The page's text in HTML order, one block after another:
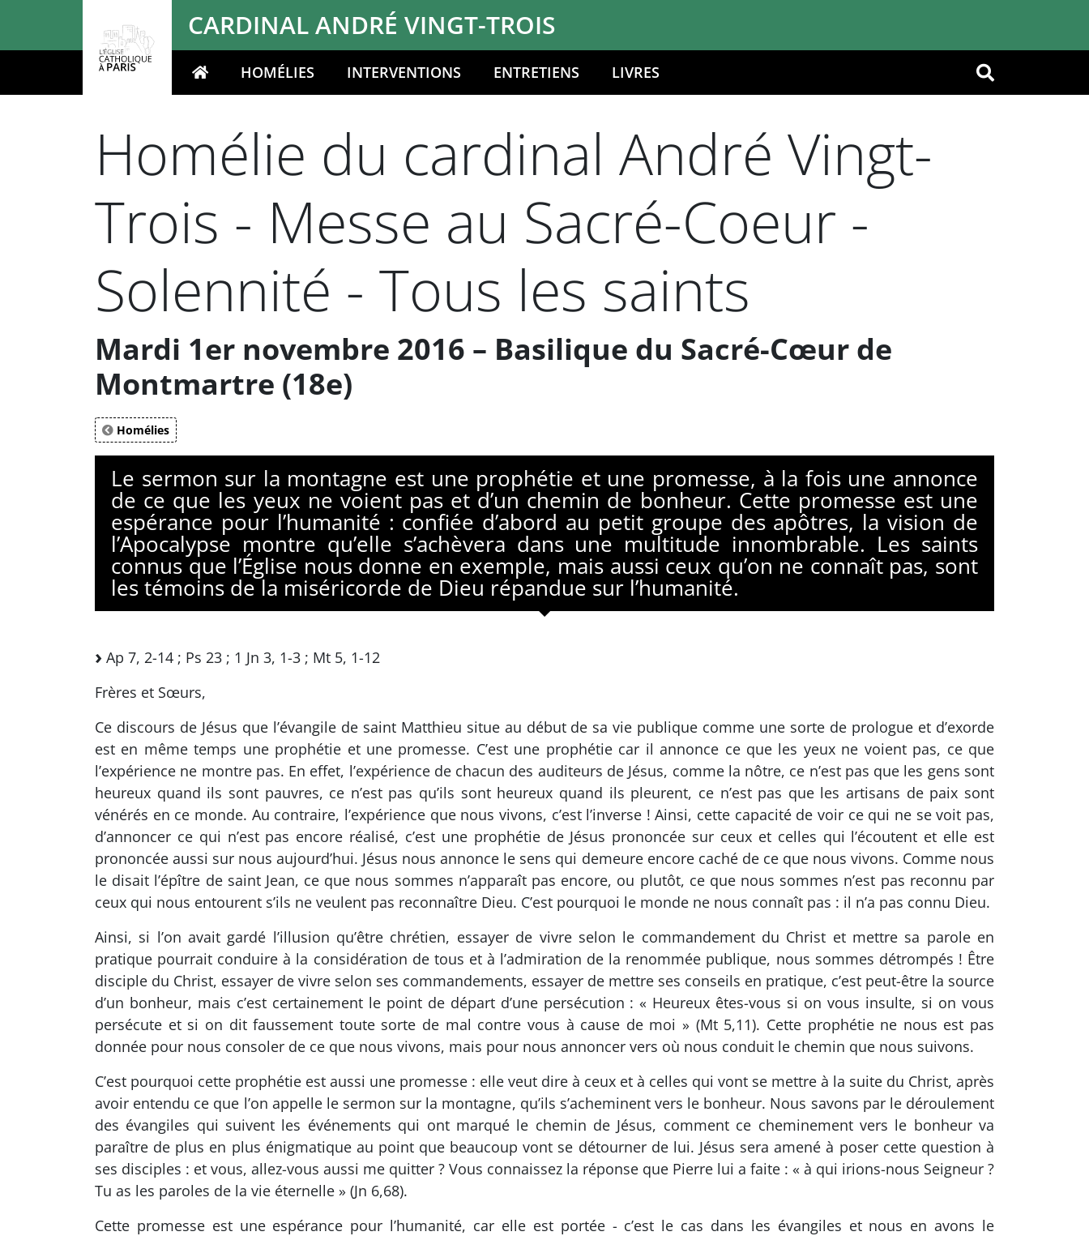
CARDINAL ANDRÉ VINGT-TROIS
Votre recherche OK
HOMÉLIES INTERVENTIONS ENTRETIENS LIVRES
Homélie du cardinal André Vingt-
Trois - Messe au Sacré-Coeur -
Solennité - Tous les saints
Mardi 1er novembre 2016 – Basilique du Sacré-Cœur de
Montmartre (18e)
Homélies
Le sermon sur la montagne est une prophétie et une promesse, à la fois une annonce
de ce que les yeux ne voient pas et d’un chemin de bonheur. Cette promesse est une
espérance pour l’humanité : confiée d’abord au petit groupe des apôtres, la vision de
l’Apocalypse montre qu’elle s’achèvera dans une multitude innombrable. Les saints
connus que l’Église nous donne en exemple, mais aussi ceux qu’on ne connaît pas, sont
les témoins de la miséricorde de Dieu répandue sur l’humanité.
Ap 7, 2-14 ; Ps 23 ; 1 Jn 3, 1-3 ; Mt 5, 1-12
Frères et Sœurs,
Ce discours de Jésus que l’évangile de saint Matthieu situe au début de sa vie publique comme une sorte de prologue et d’exorde
est en même temps une prophétie et une promesse. C’est une prophétie car il annonce ce que les yeux ne voient pas, ce que
l’expérience ne montre pas. En effet, l’expérience de chacun des auditeurs de Jésus, comme la nôtre, ce n’est pas que les gens sont
heureux quand ils sont pauvres, ce n’est pas qu’ils sont heureux quand ils pleurent, ce n’est pas que les artisans de paix sont
vénérés en ce monde. Au contraire, l’expérience que nous vivons, c’est l’inverse ! Ainsi, cette capacité de voir ce qui ne se voit pas,
d’annoncer ce qui n’est pas encore réalisé, c’est une prophétie de Jésus prononcée sur ceux et celles qui l’écoutent et elle est
prononcée aussi sur nous aujourd’hui. Jésus nous annonce le sens qui demeure encore caché de ce que nous vivons. Comme nous
le disait l’épître de saint Jean, ce que nous sommes n’apparaît pas encore, ou plutôt, ce que nous sommes n’est pas reconnu par
ceux qui nous entourent s’ils ne veulent pas reconnaître Dieu. C’est pourquoi le monde ne nous connaît pas : il n’a pas connu Dieu.
Ainsi, si l’on avait gardé l’illusion qu’être chrétien, essayer de vivre selon le commandement du Christ et mettre sa parole en
pratique pourrait conduire à la considération de tous et à l’admiration de la renommée publique, nous sommes détrompés ! Être
disciple du Christ, essayer de vivre selon ses commandements, essayer de mettre ses conseils en pratique, c’est peut-être la source
d’un bonheur, mais c’est certainement le point de départ d’une persécution : « Heureux êtes-vous si on vous insulte, si on vous
persécute et si on dit faussement toute sorte de mal contre vous à cause de moi » (Mt 5,11). Cette prophétie ne nous est pas
donnée pour nous consoler de ce que nous vivons, mais pour nous annoncer vers où nous conduit le chemin que nous suivons.
C’est pourquoi cette prophétie est aussi une promesse : elle veut dire à ceux et à celles qui vont se mettre à la suite du Christ, après
avoir entendu ce que l’on appelle le sermon sur la montagne, qu’ils s’acheminent vers le bonheur. Nous savons par le déroulement
des évangiles qui suivent les événements qui ont marqué le chemin de Jésus, comment ce cheminement vers le bonheur va
paraître de plus en plus énigmatique au point que beaucoup vont se détourner de lui. Jésus sera amené à poser cette question à
ses disciples : et vous, allez-vous aussi me quitter ? Vous connaissez la réponse que Pierre lui a faite : « à qui irions-nous Seigneur ?
Tu as les paroles de la vie éternelle » (Jn 6,68).
Cette promesse est une espérance pour l’humanité, car elle est portée - c’est le cas dans les évangiles et nous en avons le